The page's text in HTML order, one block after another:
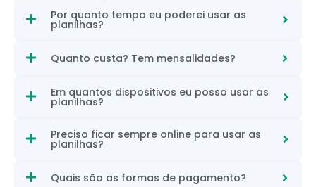
Por quanto tempo eu poderei usar as
planilhas?
Quanto custa? Tem mensalidades?
Em quantos dispositivos eu posso usar as
planilhas?
Preciso ficar sempre online para usar as
planilhas?
Quais são as formas de pagamento?